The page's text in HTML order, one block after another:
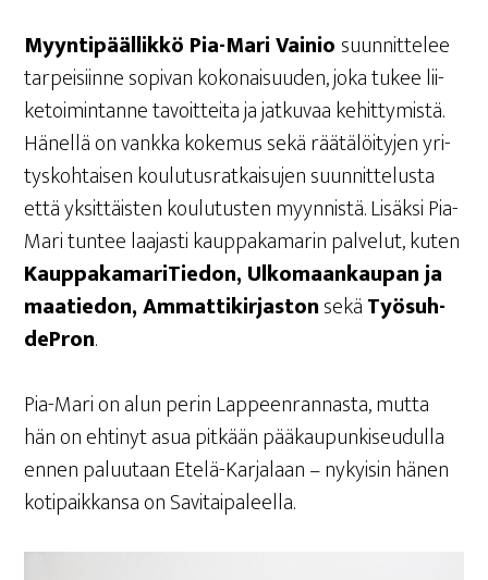
Myyn­ti­pääl­lik­kö Pia-Mari Vai­nio suun­nit­te­lee
tar­pei­siin­ne sopi­van koko­nai­suu­den, joka tukee lii­
ke­toi­min­tan­ne tavoit­tei­ta ja jat­ku­vaa kehit­ty­mis­tä.
Hänel­lä on vank­ka koke­mus sekä rää­tä­löi­ty­jen yri­
tys­koh­tai­sen kou­lu­tus­rat­kai­su­jen suun­nit­te­lus­ta
että yksit­täis­ten kou­lu­tus­ten myyn­nis­tä. Lisäk­si Pia-
Mari tun­tee laa­jas­ti kaup­pa­ka­ma­rin pal­ve­lut, kuten
Kaup­pa­ka­ma­ri­Tie­don, Ulko­maan­kau­pan ja
maa­tie­don, Ammat­ti­kir­jas­tonsekäTyö­suh­
de­Pron.
Pia-Mari on alun perin Lap­peen­ran­nas­ta, mut­ta
hän on ehti­nyt asua pit­kään pää­kau­pun­ki­seu­dul­la
ennen paluu­taan Ete­lä-Kar­ja­laan – nykyi­sin hänen
koti­paik­kan­sa on Savitaipaleella.